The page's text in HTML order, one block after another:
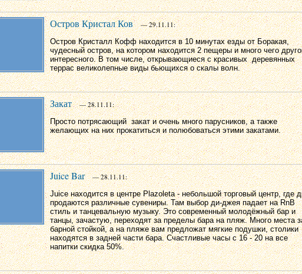
Остров Кристал Ков
— 29.11.11:
Остров Кристалл Кофф находится в 10 минутах езды от Боракая,
чудесный остров, на котором находится 2 пещеры и много чего
интересного. В том числе, открывающиеся с красивых деревянных
террас великолепные виды бьющихся о скалы волн.
Закат
— 28.11.11:
Просто потрясающий закат и очень много парусников, а также
желающих на них прокатиться и полюбоваться этими закатами.
Juice Bar
— 28.11.11:
Juice находится в центре Plazoleta - небольшой торговый центр, где
продаются различные сувениры. Там выбор ди-джея падает на RnB
стиль и танцевальную музыку. Это современный молодёжный бар и
танцы, зачастую, переходят за пределы бара на пляж. Много места
барной стойкой, а на пляже вам предложат мягкие подушки, столики
находятся в задней части бара. Cчастливые часы с 16 - 20 на все
напитки скидка 50%.